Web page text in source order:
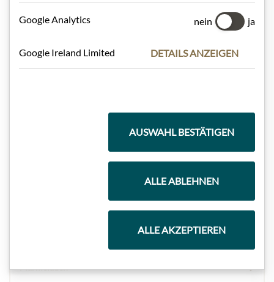
Marmeladen
Google Analytics nein ja
Google Ireland Limited DETAILS ANZEIGEN
AUSWAHL BESTÄTIGEN
ALLE ABLEHNEN
ALLE AKZEPTIEREN